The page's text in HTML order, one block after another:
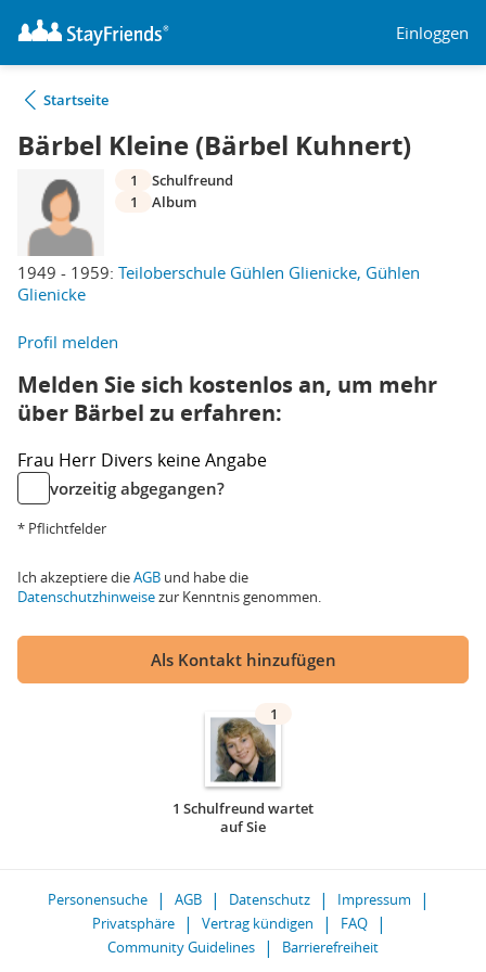
Einloggen
Startseite
Bärbel Kleine (Bärbel Kuhnert)
1949 - 1959: Teiloberschule Gühlen Glienicke, Gühlen
Glienicke
1
Schulfreund
1
Album
Profil melden
Melden Sie sich kostenlos an, um mehr
über Bärbel zu erfahren:
Frau Herr Divers keine Angabe
vorzeitig abgegangen?
* Pflichtfelder
Ich akzeptiere dieAGB und habe die
Datenschutzhinweisezur Kenntnis genommen.
Als Kontakt hinzufügen
1
1 Schulfreund wartet
auf Sie
Personensuche AGB Datenschutz
Impressum
Privatsphäre
Vertrag kündigen
FAQ
Community Guidelines
Barrierefreiheit